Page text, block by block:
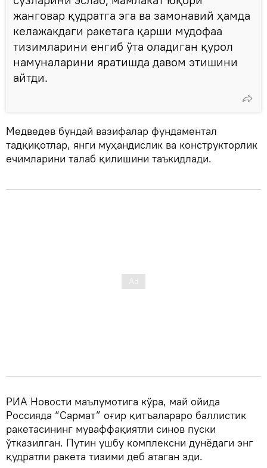
жанговар қудратга эга ва замонавий ҳамда
келажакдаги ракетага қарши мудофаа
тизимларини енгиб ўта оладиган қурол
намуналарини яратишда давом этишини
айтди.
Медведев бундай вазифалар фундаментал
тадқиқотлар, янги муҳандислик ва конструкторлик
ечимларини талаб қилишини таъкидлади.
РИА Новости маълумотига кўра, май ойида
Россияда “Сармат” оғир қитъалараро баллистик
ракетасининг муваффақиятли синов пуски
ўтказилган. Путин ушбу комплексни дунёдаги энг
қудратли ракета тизими деб атаган эди.